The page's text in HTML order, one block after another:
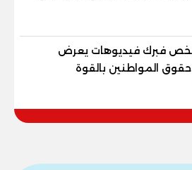
وصناعة الأجيال لبناء الإنسان
فبرك فيديوهات يعرض
حقوق المواطنين بالقوة